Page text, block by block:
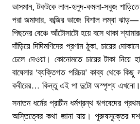
ভাসমান, টকটকে লাল-হলুদ-কমলা-সবুজ
পরা জমাদার, কব্জির ভাজে বিশাল লম্বা ঝাড়—
পিছনের বেঞ্চে আঁটোসাটো হয়ে বসে থাকা
দাঁড়িয়ে দিদিমণিদের প্রণাম ঠুকা, চায়ের
ঢেলে দেওয়া। কোনোমতে চায়ের টাকা
বাঘেলার ‘ব্যক্তিগত পরিচয়’ কাব্য থেকে
কবীরের… কিন্তু এই পা দুটো অস্পৃশ্য
সনাতন ধর্মের প্রাচীন ধর্মগ্রন্থ ঋগবেদের
অস্তিত্বের কথা জানা যায়। পুরুষসূক্তের